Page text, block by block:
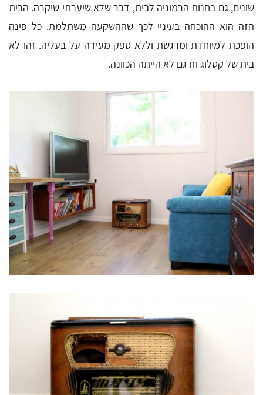
שונים, גם בחנות הרמוניה לבית, דבר שלא שיערתי שיקרה. הבית
הזה הוא ההוכחה בעיניי לכך שההשקעה משתלמת. כל פינה
הופכת למיוחדת ומרגשת וללא ספק מעידה על בעליה. זהו לא
בית של קטלוג וזו גם לא הייתה הכוונה.